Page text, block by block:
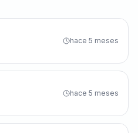
hace 5 meses
hace 5 meses